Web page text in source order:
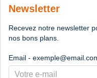
Newsletter
Recevez notre newsletter
nos bons plans.
Email -